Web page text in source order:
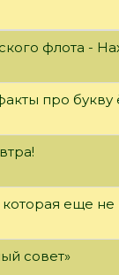
флота -
про букву
еще не
совет»